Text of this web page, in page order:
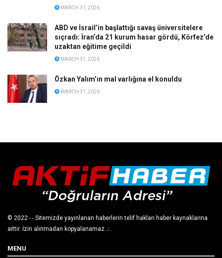
MARCH 31, 2026
ABD ve İsrail’in başlattığı savaş üniversitelere
sıçradı: İran’da 21 kurum hasar gördü, Körfez’de
uzaktan eğitime geçildi
MARCH 31, 2026
Özkan Yalım’ın mal varlığına el konuldu
MARCH 31, 2026
© 2022 - - Sitemizde yayınlanan haberlerin telif hakları haber kaynaklarına
aittir. İzin alınmadan kopyalanamaz. J
MENU